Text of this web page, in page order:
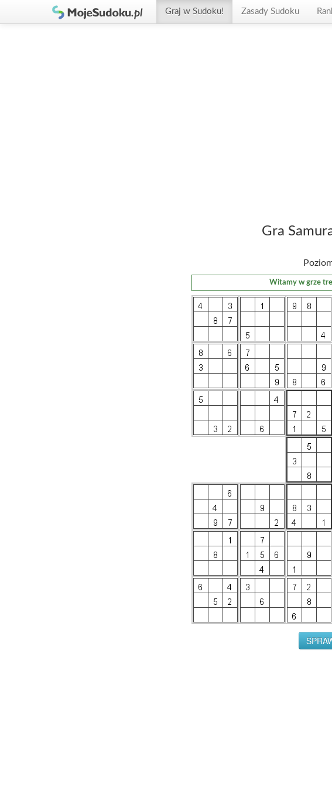
Graj w Sudoku! Zasady Sudoku
Gra
Witamy w grze